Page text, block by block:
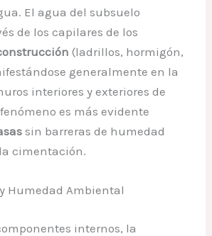
El agua del subsuelo
de los capilares de los
(ladrillos, hormigón,
generalmente en la
interiores y exteriores de
fenómeno es más evidente
sin barreras de humedad
cimentación.
Humedad Ambiental
internos, la